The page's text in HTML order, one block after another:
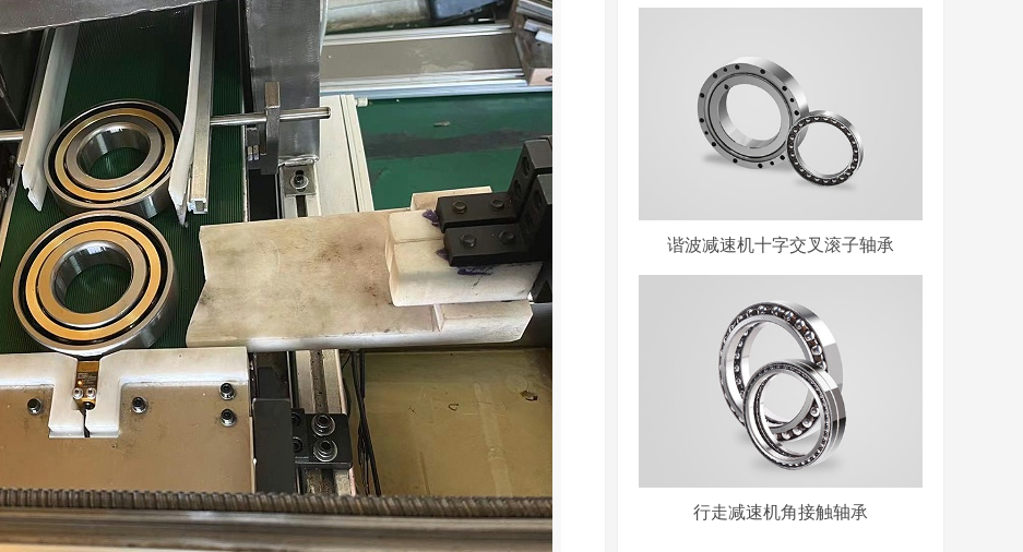
谐波减速机十字交叉滚子轴承
行走减速机角接触轴承